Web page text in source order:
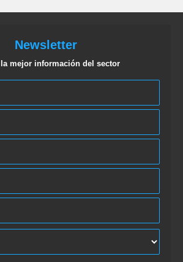
Newsletter
mejor información del sector